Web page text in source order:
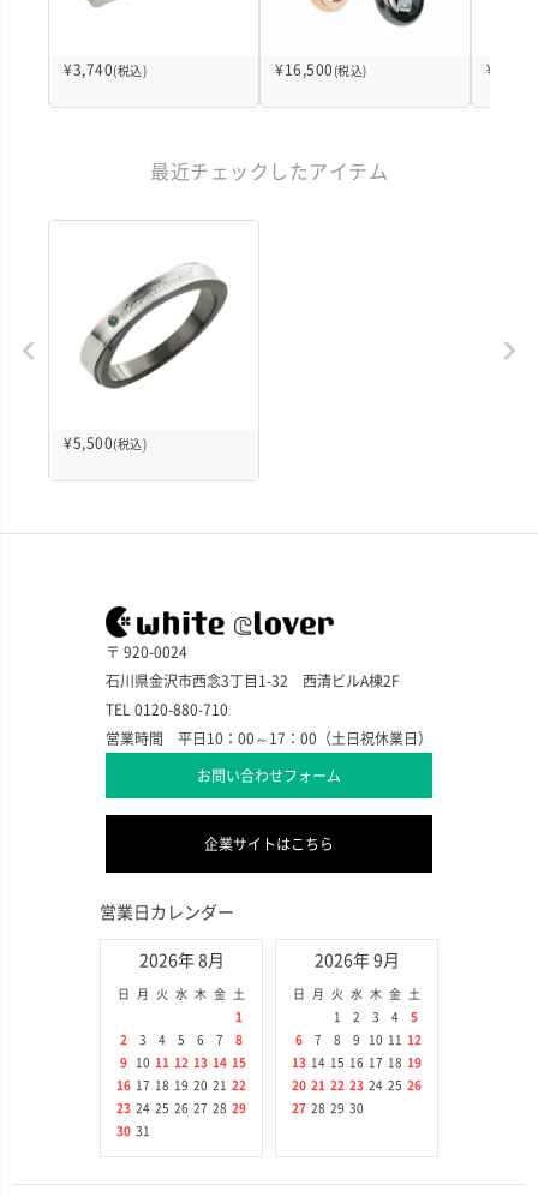
¥3,740 (税込) ¥ 16,500 (税込) ¥
最近チェックしたアイテム
¥ 5,500 (税込)
〒 920-0024
石川県金沢市西念3丁目1-32 西清ビルA棟2F
TEL 0120-880-710
営業時間 平日10：00～17：00（土日祝休業日）
お問い合わせフォーム
企業サイトはこちら
営業日カレンダー
2026年 8月
日 月 火 水 木 金
土
1
2
3 4 5 6 7
8
9
10 11 12 13 14 15
16 17 18 19 20 21
22
23 24 25 26 27 28 29
30 31
2026年 9月
日 月 火 水 木 金
土
1
2 3 4
5
6
7 8 9 10 11
12
13 14 15 16 17 18 19
20 21 22 23 24 25 26
27 28 29 30